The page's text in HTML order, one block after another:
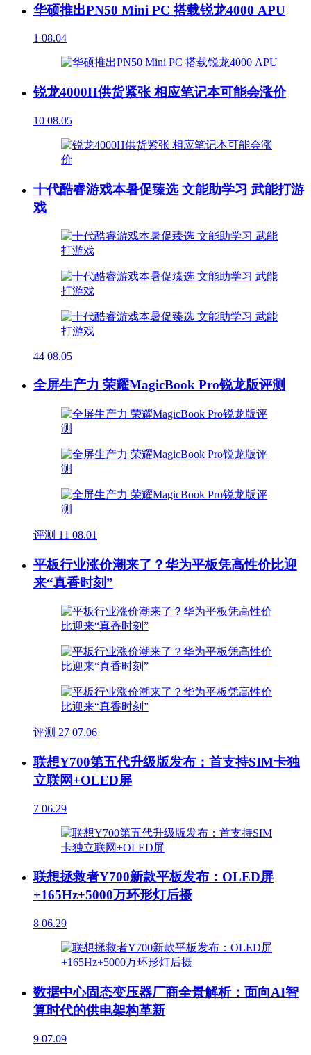
华硕推出PN50 Mini PC 搭载锐龙4000 APU
1 08.04
锐龙4000H供货紧张 相应笔记本可能会涨价
10 08.05
十代酷睿游戏本暑促臻选 文能助学习 武能打游
戏
44 08.05
全屏生产力 荣耀MagicBook Pro锐龙版评测
评测 11 08.01
平板行业涨价潮来了？华为平板凭高性价比迎
来“真香时刻”
评测 27 07.06
联想Y700第五代升级版发布：首支持SIM卡独
立联网+OLED屏
7 06.29
联想拯救者Y700新款平板发布：OLED屏
+165Hz+5000万环形灯后摄
8 06.29
数据中心固态变压器厂商全景解析：面向AI智
算时代的供电架构革新
9 07.09